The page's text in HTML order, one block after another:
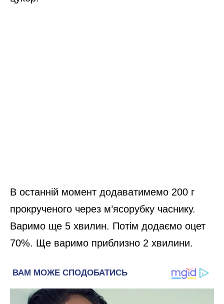
В останній момент додаватимемо 200 г
прокрученого через м’ясорубку часнику.
Варимо ще 5 хвилин. Потім додаємо оцет
70%. Ще варимо приблизно 2 хвилини.